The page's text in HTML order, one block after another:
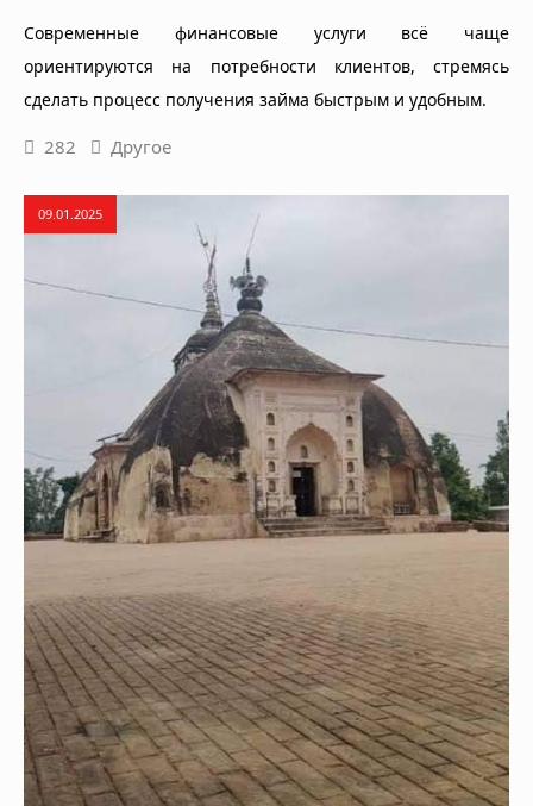
Современные финансовые услуги всё чаще
ориентируются на потребности клиентов, стремясь
сделать процесс получения займа быстрым и удобным.
282 Другое
09.01.2025